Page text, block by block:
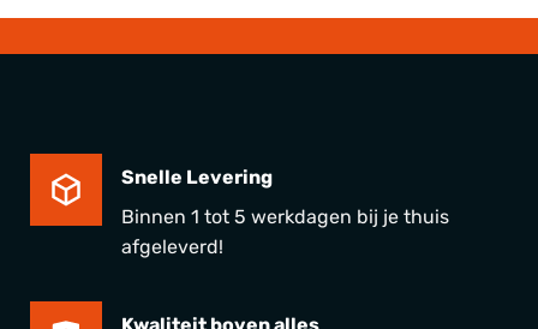
Snelle Levering
Binnen 1 tot 5 werkdagen bij je thuis
afgeleverd!